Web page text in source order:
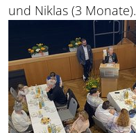
und Niklas (3 Monate).